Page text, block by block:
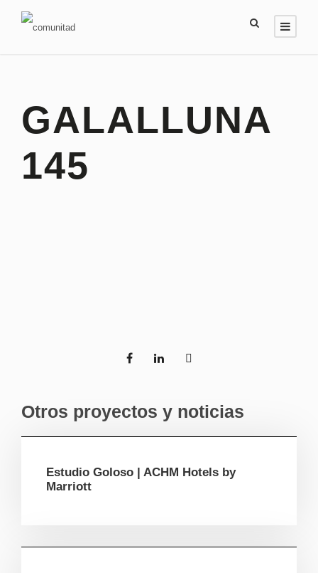
GALALLUNA
145
Otros proyectos y noticias
Estudio Goloso | ACHM Hotels by
Marriott